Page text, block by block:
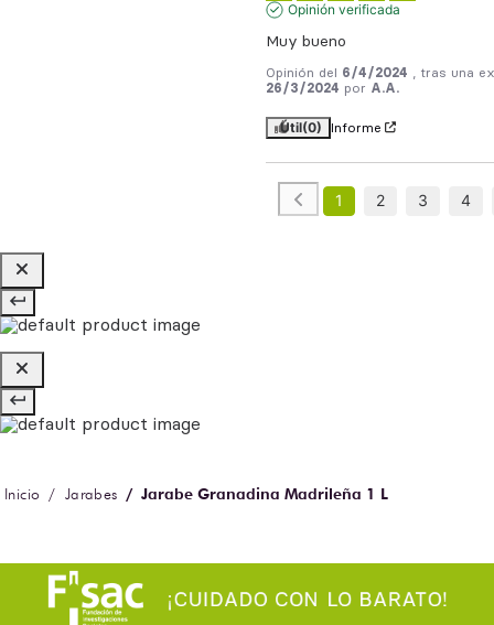
Opinión verificada
Muy bueno
Opinión del 6/4/2024
, tras una
26/3/2024 por A.A.
Útil(0) Informe
1 2 3 4
Jarabes Jarabe Granadina Madrileña 1 L